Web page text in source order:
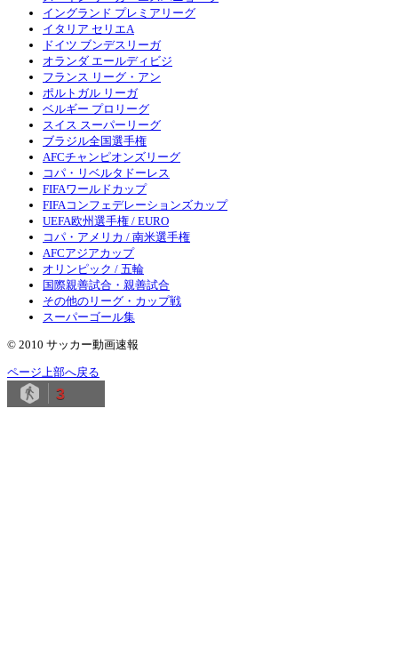
イングランド プレミアリーグ
イタリア セリエA
ドイツ ブンデスリーガ
オランダ エールディビジ
フランス リーグ・アン
ポルトガル リーガ
ベルギー プロリーグ
スイス スーパーリーグ
ブラジル全国選手権
AFCチャンピオンズリーグ
コパ・リベルタドーレス
FIFAワールドカップ
FIFAコンフェデレーションズカップ
UEFA欧州選手権 / EURO
コパ・アメリカ / 南米選手権
AFCアジアカップ
オリンピック / 五輪
国際親善試合・親善試合
その他のリーグ・カップ戦
スーパーゴール集
© 2010 サッカー動画速報
ページ上部へ戻る
3